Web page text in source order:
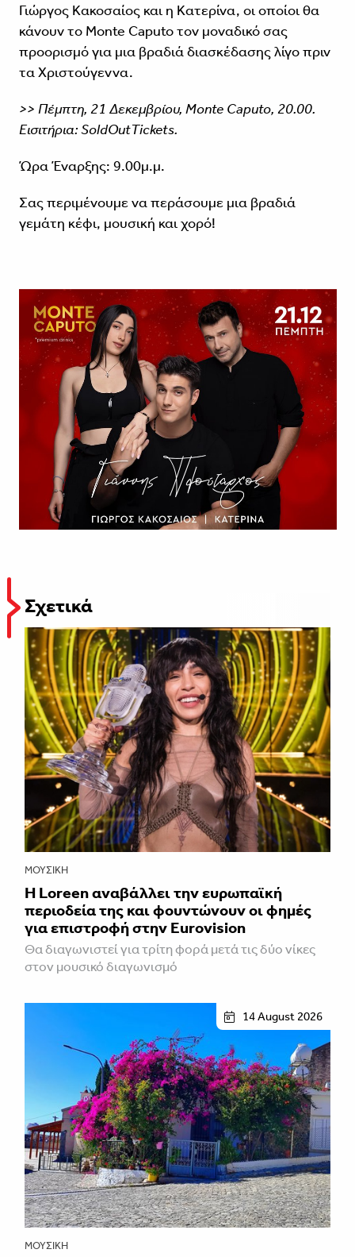
Γιώργος Κακοσαίος και η Κατερίνα, οι οποίοι θα
κάνουν το Monte Caputo τον μοναδικό σας
προορισμό για μια βραδιά διασκέδασης λίγο πριν
τα Χριστούγεννα.
>> Πέμπτη, 21 Δεκεμβρίου, Monte Caputo, 20.00.
Εισιτήρια: SoldOutTickets.
Ώρα Έναρξης: 9.00μ.μ.
Σας περιμένουμε να περάσουμε μια βραδιά
γεμάτη κέφι, μουσική και χορό!
Σχετικά
ΜΟΥΣΙΚΉ
Η Loreen αναβάλλει την ευρωπαϊκή
περιοδεία της και φουντώνουν οι φημές
για επιστροφή στην Eurovision
Θα διαγωνιστεί για τρίτη φορά μετά τις δύο νίκες
στον μουσικό διαγωνισμό
14 August 2026
ΜΟΥΣΙΚΉ